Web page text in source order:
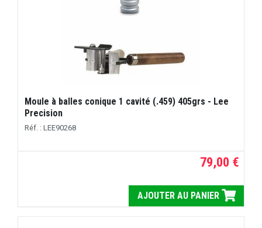
Moule à balles conique 1 cavité (.459) 405grs - Lee
Precision
Réf. : LEE90268
79,00 €
AJOUTER AU PANIER